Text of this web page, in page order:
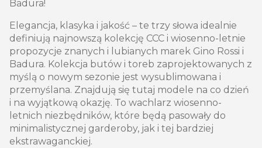
Badura!
Elegancja, klasyka i jakość – te trzy słowa idealnie
definiują najnowszą kolekcję CCC i wiosenno-letnie
propozycje znanych i lubianych marek Gino Rossi i
Badura. Kolekcja butów i toreb zaprojektowanych z
myślą o nowym sezonie jest wysublimowana i
przemyślana. Znajdują się tutaj modele na co dzień
i na wyjątkową okazję. To wachlarz wiosenno-
letnich niezbędników, które będą pasowały do
minimalistycznej garderoby, jak i tej bardziej
ekstrawaganckiej.